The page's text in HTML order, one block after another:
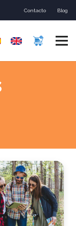
Contacto Blog